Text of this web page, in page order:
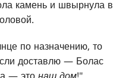
камень и швырнула в
по назначению, то
доставлю — Болас